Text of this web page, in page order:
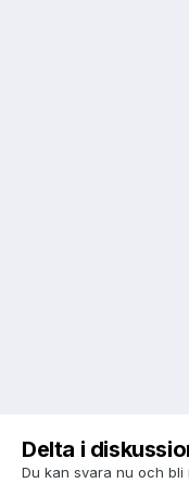
Delta i
Du kan svara nu och bli